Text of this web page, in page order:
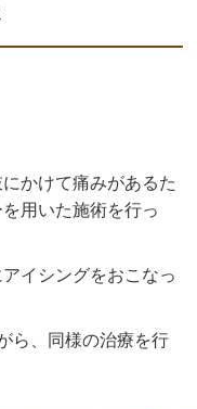
かけて痛みがあるた
用いた施術を行っ
イシングをおこなっ
ら、同様の治療を行